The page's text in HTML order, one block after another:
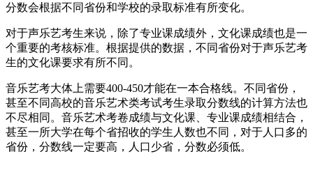
分数会根据不同省份和学校的录取标准有所变化。‌
对于声乐艺考生来说，除了专业课成绩外，文化课成绩也是一
个重要的考核标准。根据提供的数据，不同省份对于声乐艺考
生的文化课要求有所不同。
音乐艺考大体上需要400-450才能在一本合格线。不同省份，
甚至不同高校的音乐艺术类考试考生录取分数线的计算方法也
不尽相同。音乐艺术考卷成绩与文化课、专业课成绩相结合，
甚至一所大学在每个省招收的学生人数也不同，对于人口多的
省份，分数线一定要高，人口少省，分数必须低。